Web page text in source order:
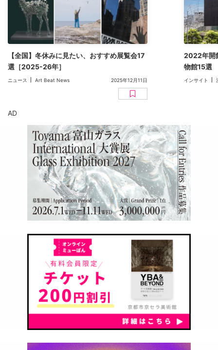
【全国】冬休みに見たい、おすすめ展覧会17
選［2025-26年］
ニュース Art Beat News 2025年12月11日
2022年開
物館15選
インサイト
AD